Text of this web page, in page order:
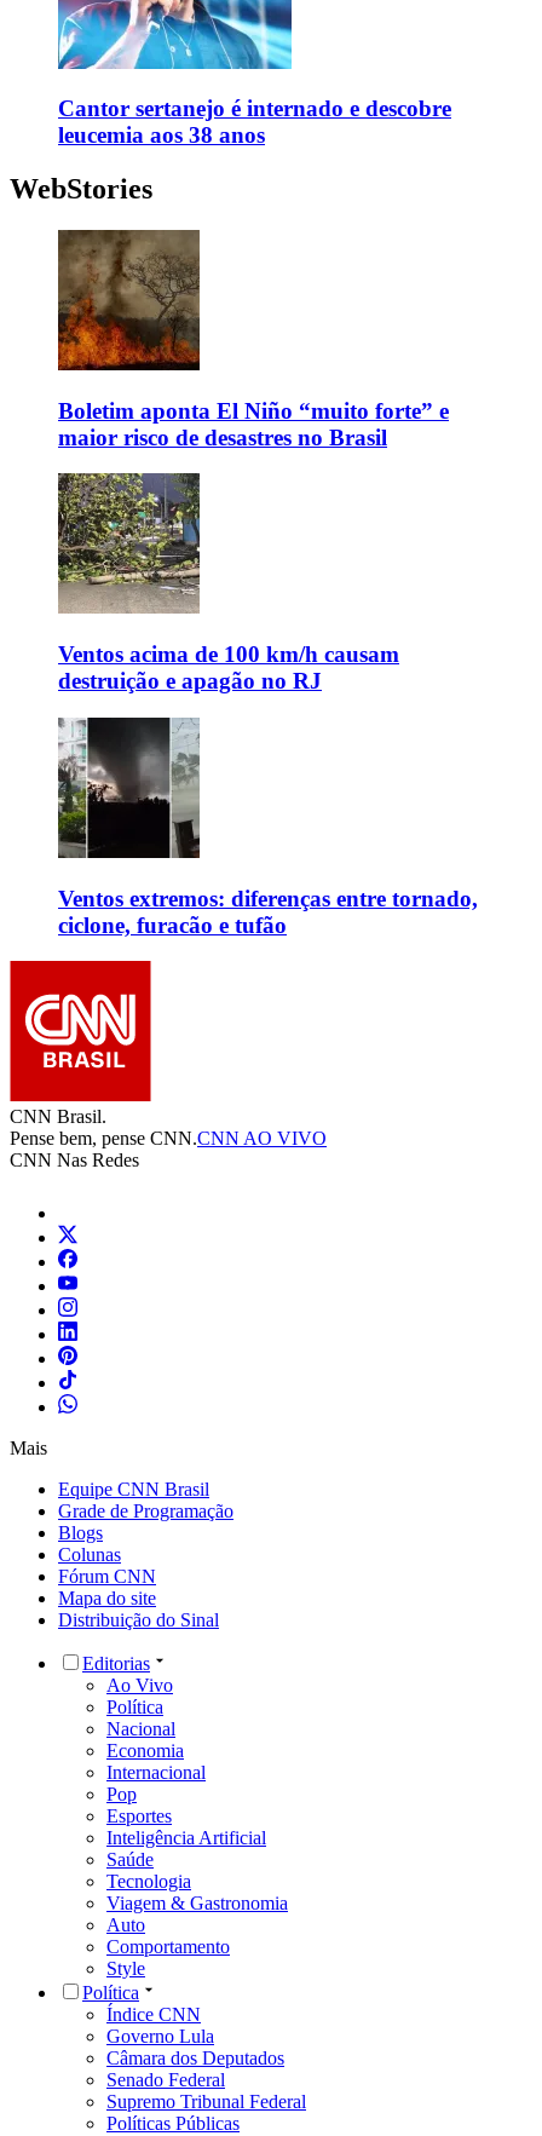
Cantor sertanejo é internado e descobre
leucemia aos 38 anos
WebStories
Boletim aponta El Niño “muito forte” e
maior risco de desastres no Brasil
Ventos acima de 100 km/h causam
destruição e apagão no RJ
Ventos extremos: diferenças entre tornado,
ciclone, furacão e tufão
CNN Brasil.
Pense bem, pense CNN.CNN AO VIVO
CNN Nas Redes
Mais
Equipe CNN Brasil
Grade de Programação
Blogs
Colunas
Fórum CNN
Mapa do site
Distribuição do Sinal
Editorias
Ao Vivo
Política
Nacional
Economia
Internacional
Pop
Esportes
Inteligência Artificial
Saúde
Tecnologia
Viagem & Gastronomia
Auto
Comportamento
Style
Política
Índice CNN
Governo Lula
Câmara dos Deputados
Senado Federal
Supremo Tribunal Federal
Políticas Públicas